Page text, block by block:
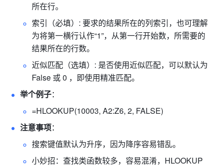
所在行。
索引（必填）: 要求的结果所在的列索引，也可理解
为将第一横行认作“1”，从第一行开始数，所需要的
结果所在的行数。
近似匹配（选填）: 是否使用近似匹配，可以默认为
False 或 0 ，即使用精准匹配。
举个例子：
=HLOOKUP(10003, A2:Z6, 2, FALSE)
注意事项：
搜索键值默认为升序，因为降序容易错乱。
小妙招：查找类函数较多，容易混淆，HLOOKUP